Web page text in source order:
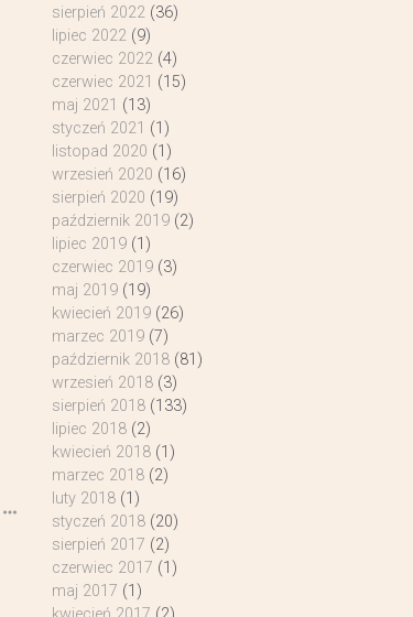
sierpień 2022(36)
lipiec 2022(9)
czerwiec 2022(4)
czerwiec 2021 (15)
maj 2021 (13)
styczeń 2021 (1)
listopad 2020 (1)
wrzesień 2020 (16)
sierpień 2020 (19)
październik 2019(2)
lipiec 2019(1)
czerwiec 2019(3)
maj 2019(19)
kwiecień 2019(26)
marzec 2019(7)
październik 2018(81)
wrzesień 2018(3)
sierpień 2018(133)
lipiec 2018(2)
kwiecień 2018(1)
marzec 2018(2)
luty 2018(1)
styczeń 2018(20)
sierpień 2017 (2)
czerwiec 2017 (1)
maj 2017 (1)